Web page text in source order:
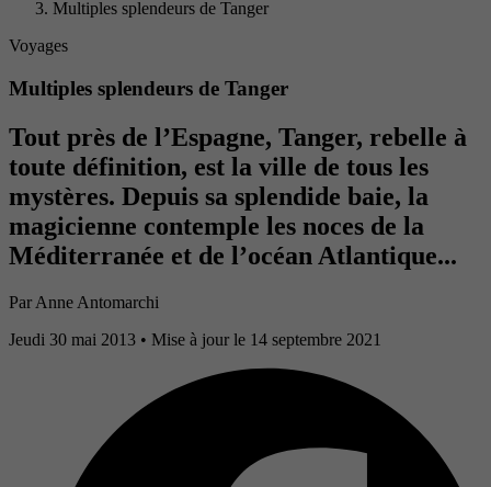
Multiples splendeurs de Tanger
Voyages
Multiples splendeurs de Tanger
Tout près de l’Espagne, Tanger, rebelle à
toute définition, est la ville de tous les
mystères. Depuis sa splendide baie, la
magicienne contemple les noces de la
Méditerranée et de l’océan Atlantique...
Par Anne Antomarchi
Jeudi 30 mai 2013 • Mise à jour le 14 septembre 2021